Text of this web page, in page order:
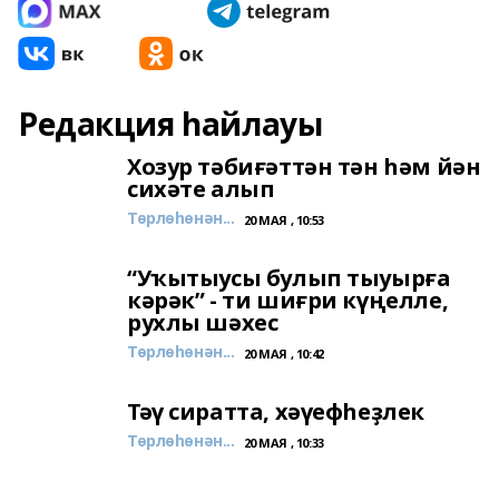
Редакция һайлауы
Хозур тәбиғәттән тән һәм йән
сихәте алып
Төрлөһөнән... 20 МАЯ , 10:53
“Уҡытыусы булып тыуырға
кәрәк” - ти шиғри күңелле,
рухлы шәхес
Төрлөһөнән... 20 МАЯ , 10:42
Тәү сиратта, хәүефһеҙлек
Төрлөһөнән... 20 МАЯ , 10:33